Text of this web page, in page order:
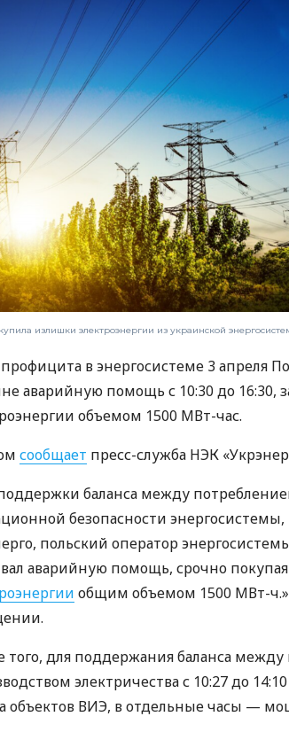
излишки электроэнергии из украинской
в энергосистеме 3 апреля
аварийную помощь с 10:30 до 16:30,
объемом 1500 МВт-час.
сообщает пресс-служба НЭК
баланса между
безопасности энергосистемы,
польский оператор энергосистемы
аварийную помощь, срочно
общим объемом 1500 МВт-
того, для поддержания баланса
электричества с 10:27 до
объектов ВИЭ, в отдельные часы —